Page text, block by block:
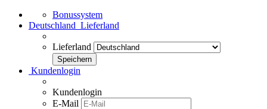
Bonussystem
Deutschland Lieferland
Lieferland
Kundenlogin
Kundenlogin
E-Mail